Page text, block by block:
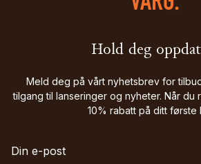
Hold deg
Meld deg på vårt nyhetsbrev for
tilgang til lanseringer og nyheter. Når du
10% rabatt på ditt første